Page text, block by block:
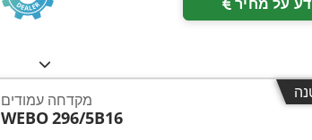
מקדחה עמודים
WEBO296/5B16